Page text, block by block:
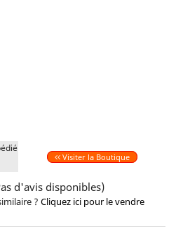
Visiter la Boutique
d'avis disponibles)
? Cliquez ici pour le vendre